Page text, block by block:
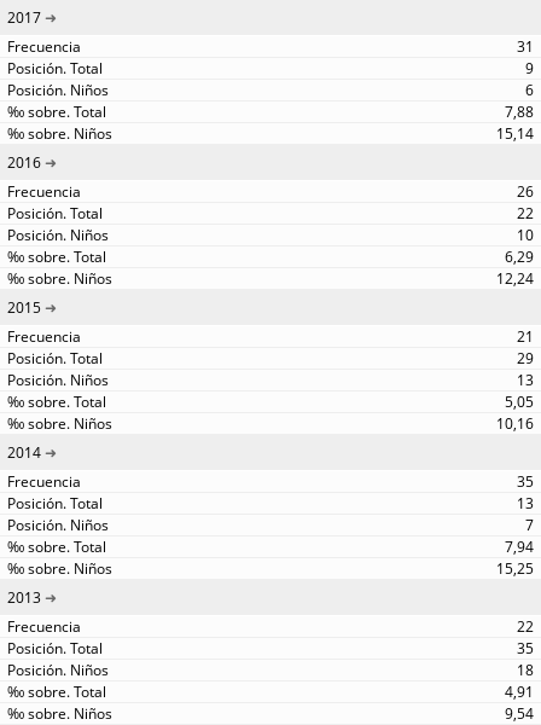
2017
31
9
6
7,88
15,14
2016
26
22
10
6,29
12,24
2015
21
29
13
5,05
10,16
2014
35
13
7
7,94
15,25
2013
22
35
18
4,91
9,54